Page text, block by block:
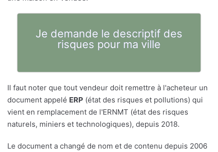
Je demande le descriptif des
risques pour ma ville
Il faut noter que tout vendeur doit remettre à l'acheteur un
document appelé ERP (état des risques et pollutions) qui
vient en remplacement de l'ERNMT (état des risques
naturels, miniers et technologiques), depuis 2018.
Le document a changé de nom et de contenu depuis 2006